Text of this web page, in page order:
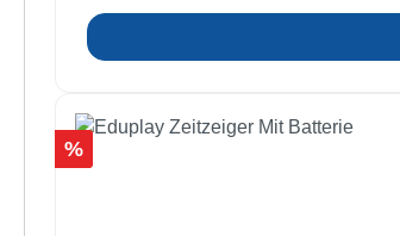
Rabatt
%